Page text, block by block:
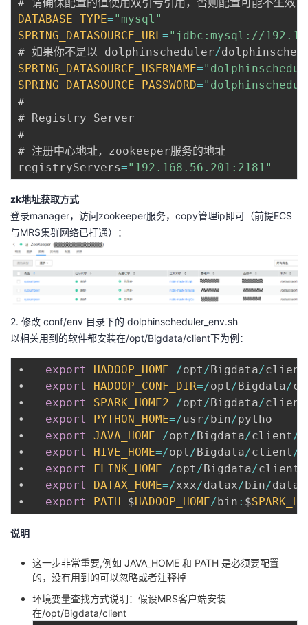
DATABASE_TYPE="mysql"
SPRING_DATASOURCE_URL="jdbc:mysql://
# 如果你不是以 dolphinscheduler/
SPRING_DATASOURCE_USERNAME=
SPRING_DATASOURCE_PASSWORD=
#
-- -- -- -- -- -- -- -- -- -- -- -- -- -- -- -- -- -- -- --
# Registry Server
#
-- -- -- -- -- -- -- -- -- -- -- -- -- -- -- -- -- -- -- --
# 注册中心地址，zookeeper服务的地址
registryServers="192.168.56.201:2181"
zk地址获取方式
登录manager，访问zookeeper服务，copy管理ip即可（前提ECS
与MRS集群网络已打通）：
2. 修改 conf/env 目录下的 dolphinscheduler_env.sh
以相关用到的软件都安装在/opt/Bigdata/client下为例：
export HADOOP_HOME=/opt/Bigdata/client
export HADOOP_CONF_DIR=/opt/Bigdata/
export SPARK_HOME2=/opt/Bigdata/client
export PYTHON_HOME=/usr/bin/pytho
export JAVA_HOME=/opt/Bigdata/client/
export HIVE_HOME=/opt/Bigdata/client/
export FLINK_HOME=/opt/Bigdata/client
export DATAX_HOME=/xxx/datax/bin/datax
export PATH=$HADOOP_HOME/bin : $
说明
这一步非常重要,例如 JAVA_HOME 和 PATH 是必须要配置
的，没有用到的可以忽略或者注释掉
环境变量查找方式说明：假设MRS客户端安装
在/opt/Bigdata/client